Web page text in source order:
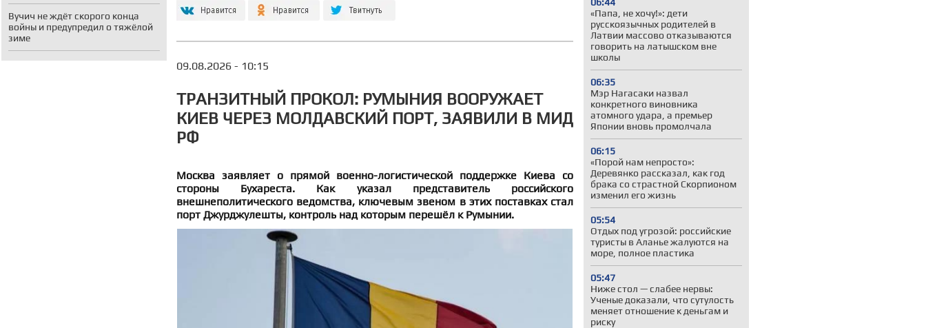
Вучич не ждёт скорого конца
войны и предупредил о тяжёлой
зиме
«Папа, не хочу!»: дети
русскоязычных родителей в
Латвии массово отказываются
говорить на латышском вне
школы
06:35
Мэр Нагасаки назвал
конкретного виновника
атомного удара, а премьер
Японии вновь промолчала
06:15
«Порой нам непросто»:
Деревянко рассказал, как год
брака со страстной Скорпионом
изменил его жизнь
05:54
Отдых под угрозой: российские
туристы в Аланье жалуются на
море, полное пластика
05:47
Ниже стол — слабее нервы:
Ученые доказали, что сутулость
меняет отношение к деньгам и
риску
09.08.2026 - 10:15
ТРАНЗИТНЫЙ ПРОКОЛ: РУМЫНИЯ ВООРУЖАЕТ
КИЕВ ЧЕРЕЗ МОЛДАВСКИЙ ПОРТ, ЗАЯВИЛИ В МИД
РФ
Москва заявляет о прямой военно-логистической поддержке Киева со
стороны Бухареста. Как указал представитель российского
внешнеполитического ведомства, ключевым звеном в этих поставках стал
порт Джурджулешты, контроль над которым перешёл к Румынии.